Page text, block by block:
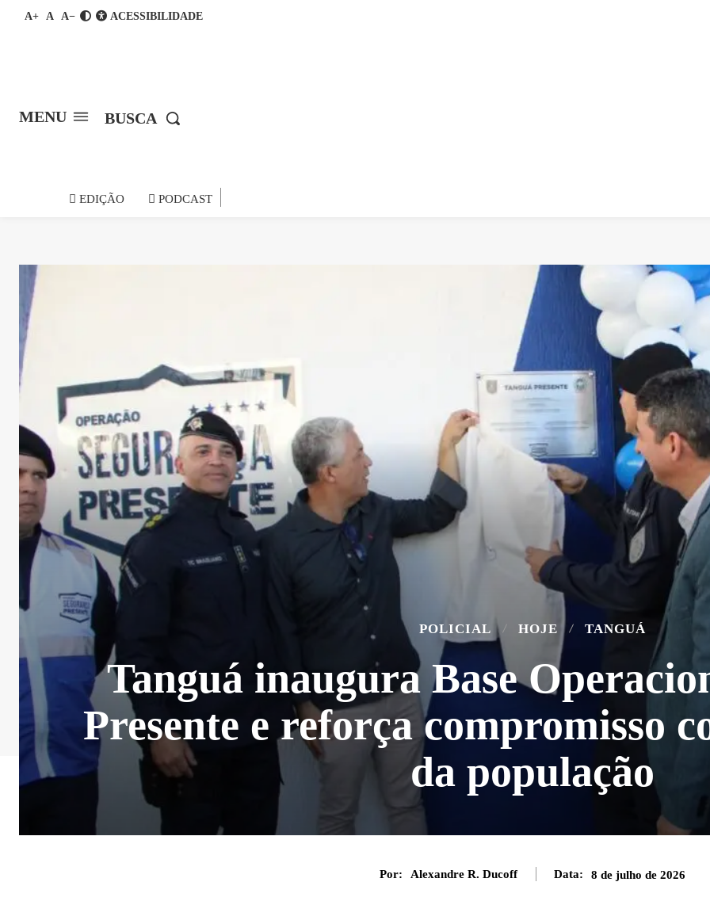
A+ A A− ACESSIBILIDADE
MENU BUSCA
EDIÇÃO PODCAST
POLICIAL HOJE TANGUÁ
Tanguá inaugura Base
Presente e reforça compromisso
da população
Por: Alexandre R. Ducoff Data: 8 de julho de 2026